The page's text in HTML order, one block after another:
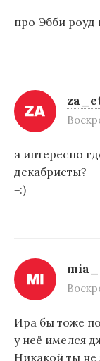
п
а
п
с
я
про Эбби роуд
а интересно
декабристы?
=:)
Ира бы тоже
у неё имелся
Никакой ты не